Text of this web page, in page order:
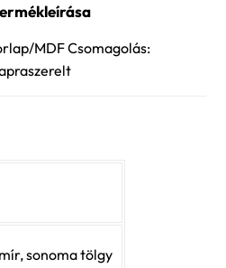
MDF Csomagolás:
sonoma tölgy